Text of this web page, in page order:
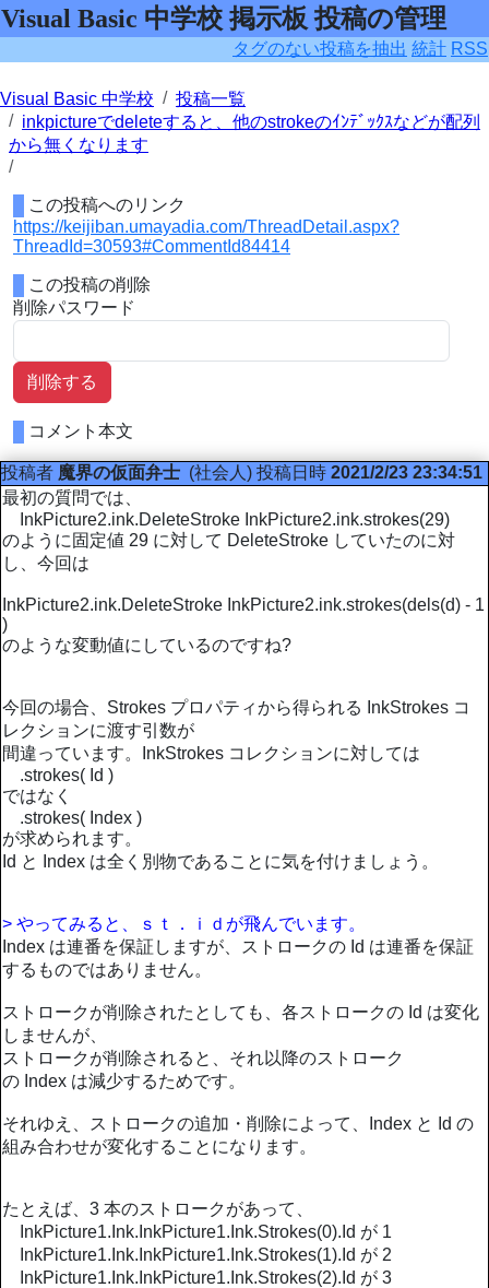
Visual Basic 中学校 掲示板 投稿の管理
タグのない投稿を抽出 統計 RSS
Visual Basic 中学校
投稿一覧
inkpictureでdeleteすると、他のstrokeのｲﾝﾃﾞｯｸｽなどが配列
から無くなります
この投稿へのリンク
https://keijiban.umayadia.com/ThreadDetail.aspx?
ThreadId=30593#CommentId84414
この投稿の削除
削除パスワード
削除する
コメント本文
投稿者 魔界の仮面弁士 (社会人) 投稿日時 2021/2/23 23:34:51
最初の質問では、
InkPicture2.ink.DeleteStroke InkPicture2.ink.strokes(29)
のように固定値 29 に対して DeleteStroke していたのに対
し、今回は
InkPicture2.ink.DeleteStroke InkPicture2.ink.strokes(dels(d) - 1
)
のような変動値にしているのですね?
今回の場合、Strokes プロパティから得られる InkStrokes コ
レクションに渡す引数が
間違っています。InkStrokes コレクションに対しては
.strokes( Id )
ではなく
.strokes( Index )
が求められます。
Id と Index は全く別物であることに気を付けましょう。
> やってみると、ｓｔ．ｉｄが飛んでいます。
Index は連番を保証しますが、ストロークの Id は連番を保証
するものではありません。
ストロークが削除されたとしても、各ストロークの Id は変化
しませんが、
ストロークが削除されると、それ以降のストローク
の Index は減少するためです。
それゆえ、ストロークの追加・削除によって、Index と Id の
組み合わせが変化することになります。
たとえば、3 本のストロークがあって、
InkPicture1.Ink.InkPicture1.Ink.Strokes(0).Id が 1
InkPicture1.Ink.InkPicture1.Ink.Strokes(1).Id が 2
InkPicture1.Ink.InkPicture1.Ink.Strokes(2).Id が 3